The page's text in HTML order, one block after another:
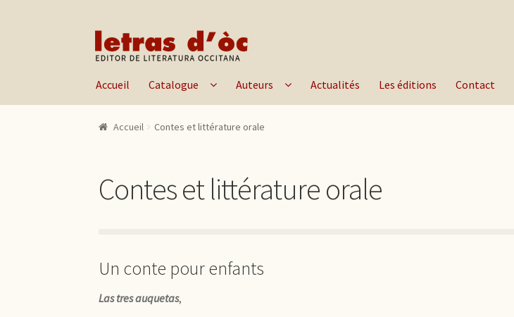
Aller à la navigation
Aller au contenu
Accueil Catalogue Auteurs Actualités Les éditions Contact
Accueil Contes et littérature orale
Contes et littérature orale
Un conte pour enfants
Las tres auquetas,